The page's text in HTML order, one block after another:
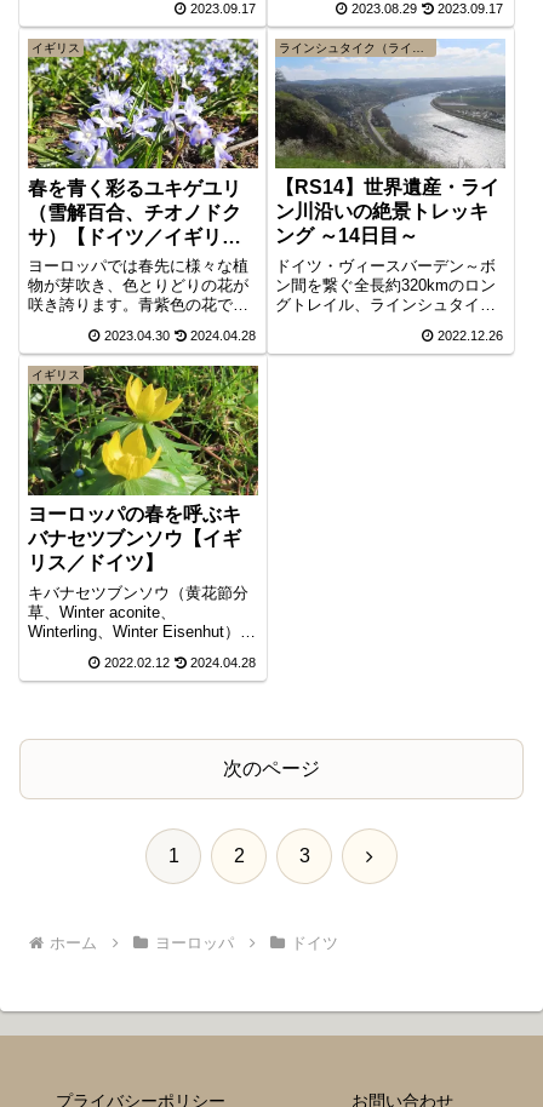
は、ケーニッヒスヴィンターか
らボンまでの約22kmコースタイ
ム7時間です。ラインシュタイク
完結編。
2023.09.17
ンネフからケーニッヒスヴィン
ターまでの約14kmでコースタイ
ムは4時間。ニーベルンゲンの歌
に登場するジークフリート所縁
の場所も訪れます。
2023.08.29 2023.09.17
イギリス
春を青く彩るユキゲユリ
（雪解百合、チオノドク
サ）【ドイツ／イギリ
ス】
ヨーロッパでは春先に様々な植
物が芽吹き、色とりどりの花が
咲き誇ります。青紫色の花で
と、ユキゲユリ（和名、学名は
チオノドクサ）が主役となりま
す。この種は早春から咲き始め
ますが、春も進み気候が良くな
る中で、一際鮮やかな群生が見
られるようになり、存在感を一
気に高めます。
2023.04.30 2024.04.28
ラインシュタイク（ライン川高所道）
【RS14】世界遺産・ライ
ン川沿いの絶景トレッキ
ング ～14日目～
ドイツ・ヴィースバーデン～ボ
ン間を繋ぐ全長約320kmのロン
グトレイル、ラインシュタイク
らバートホンネフまでの約2022.12.26
イギリス
ヨーロッパの春を呼ぶキ
バナセツブンソウ【イギ
リス／ドイツ】
キバナセツブンソウ（黄花節分
草、Winter aconite、
Winterling、Winter Eisenhut）。
く告げる花の一つとして知られ
2022.02.12 2024.04.28
次のページ
1 2 3 次
ホーム ヨーロッパ ドイツ
プライバシーポリシー お問い合わせ